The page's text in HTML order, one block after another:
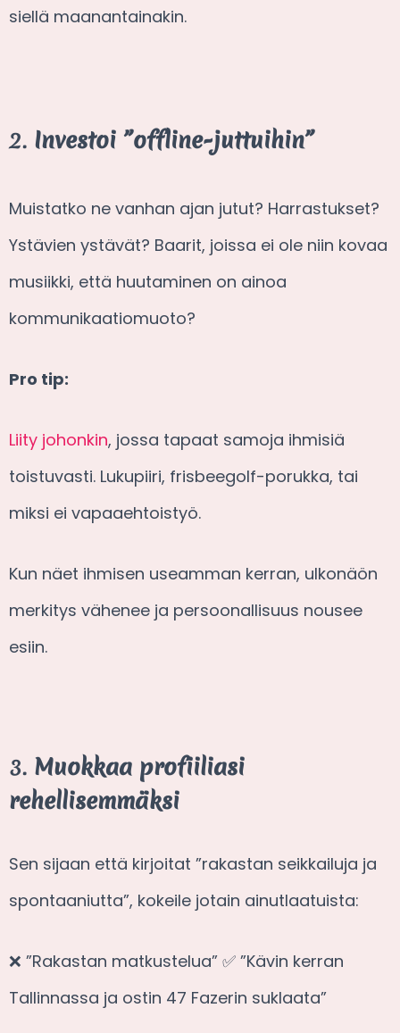
siellä maanantainakin.
2. Investoi ”offline-juttuihin”
Muistatko ne vanhan ajan jutut? Harrastukset?
Ystävien ystävät? Baarit, joissa ei ole niin kovaa
musiikki, että huutaminen on ainoa
kommunikaatiomuoto?
Pro tip:
Liity johonkin, jossa tapaat samoja ihmisiä
toistuvasti. Lukupiiri, frisbeegolf-porukka, tai
miksi ei vapaaehtoistyö.
Kun näet ihmisen useamman kerran, ulkonäön
merkitys vähenee ja persoonallisuus nousee
esiin.
3. Muokkaa profiiliasi
rehellisemmäksi
Sen sijaan että kirjoitat ”rakastan seikkailuja ja
spontaaniutta”, kokeile jotain ainutlaatuista:
❌ ”Rakastan matkustelua” ✅ ”Kävin kerran
Tallinnassa ja ostin 47 Fazerin suklaata”